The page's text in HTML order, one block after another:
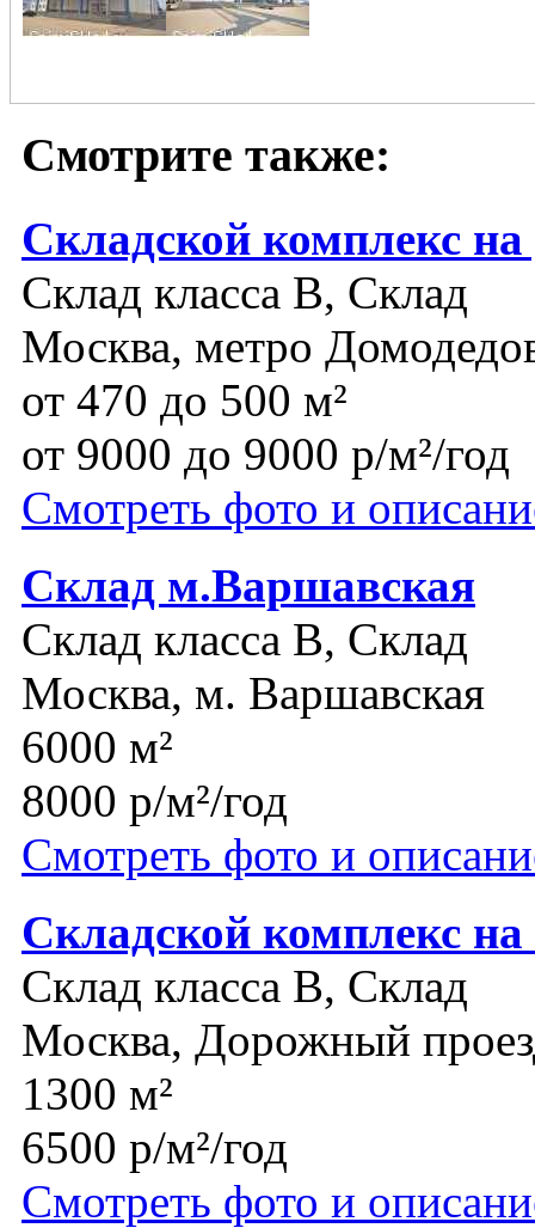
Смотрите также:
Складской комплекс
Склад класса B, Склад
Москва, метро
от 470 до 500 м²
от 9000 до 9000 р/м²/год
Смотреть фото и
Склад м.Варшавская
Склад класса B, Склад
Москва, м. Варшавская
6000 м²
8000 р/м²/год
Смотреть фото и
Складской комплекс
Склад класса B, Склад
Москва, Дорожный
1300 м²
6500 р/м²/год
Смотреть фото и